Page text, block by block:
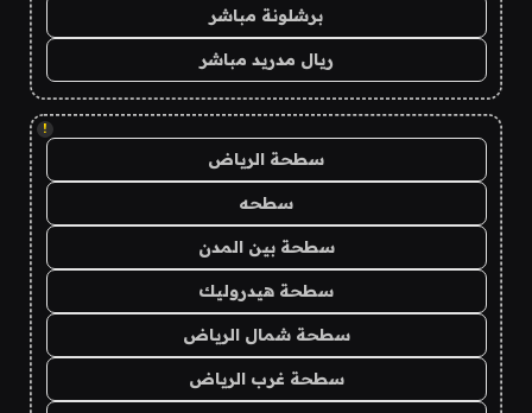
برشلونة مباشر
ريال مدريد مباشر
!
سطحة الرياض
سطحه
سطحة بين المدن
سطحة هيدروليك
سطحة شمال الرياض
سطحة غرب الرياض